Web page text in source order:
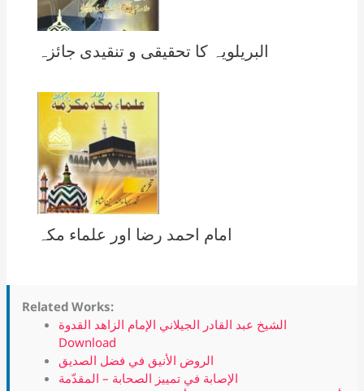
البریلویہ کا تحقیقی و تنقیدی جائزہ
امام احمد رضا اور علماء مکہ
Related Works:
الشيخ عبد القادر الجيلاني الإمام الزاهد القدوة
Download
الروض الأنيق في فضل الصديق
الإصابة في تمييز الصحابة – المقدّمة